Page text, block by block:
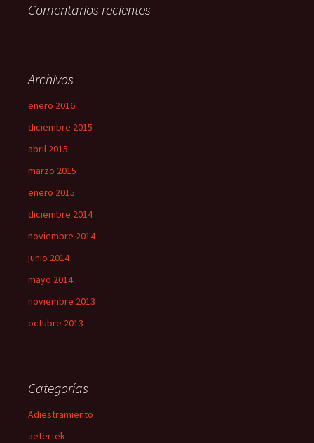
Comentarios recientes
Archivos
enero 2016
diciembre 2015
abril 2015
marzo 2015
enero 2015
diciembre 2014
noviembre 2014
junio 2014
mayo 2014
noviembre 2013
octubre 2013
Categorías
Adiestramiento
aetertek